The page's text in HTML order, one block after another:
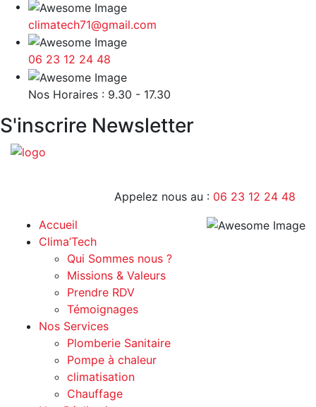
climatech71@gmail.com
06 23 12 24 48
Nos Horaires : 9.30 - 17.30
S'inscrire Newsletter
Appelez nous au : 06 23 12 24 48
Accueil
Clima’Tech
Qui Sommes nous ?
Missions & Valeurs
Prendre RDV
Témoignages
Nos Services
Plomberie Sanitaire
Pompe à chaleur
climatisation
Chauffage